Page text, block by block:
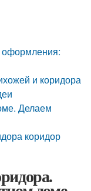
оформления:
и коридора
Делаем
коридор